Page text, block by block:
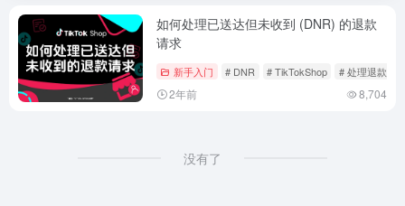
如何处理已送达但未收到 (DNR) 的退款
请求
新手入门 # DNR # TikTokShop # 处理退款
2年前 8,704
没有了